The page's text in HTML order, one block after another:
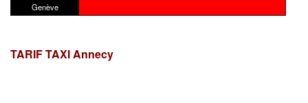
Genève
TARIF TAXI Annecy